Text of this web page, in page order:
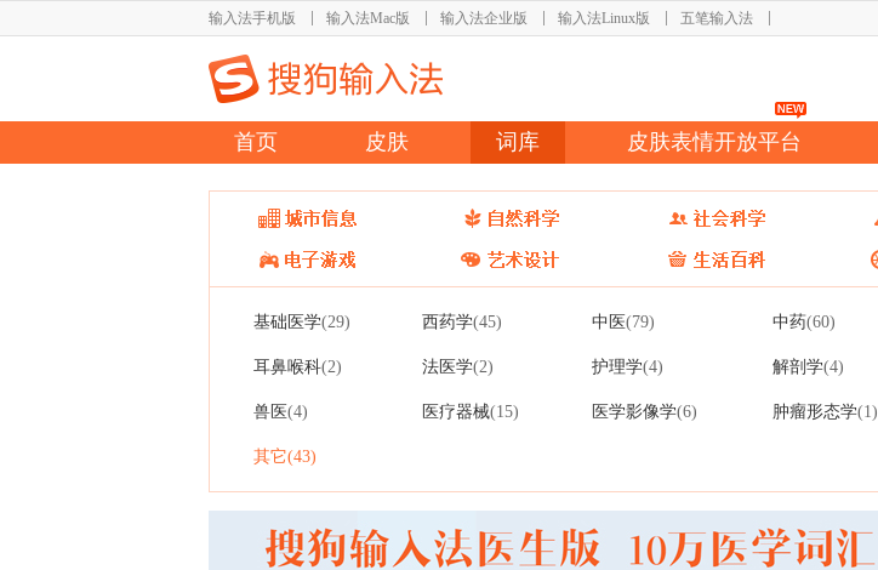
输入法手机版 输入法Mac版 输入法企业版 输入法Linux版 五笔输入法
首页 皮肤 词库 皮肤表情开放平台
基础医学(29) 西药学(45) 中医(79) 中药(60)
耳鼻喉科(2) 法医学(2) 护理学(4) 解剖学(4)
兽医(4) 医疗器械(15) 医学影像学(6) 肿瘤形态学(1)
其它(43)